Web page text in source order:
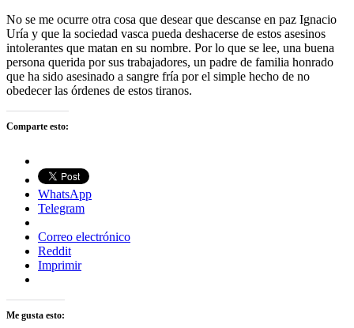
No se me ocurre otra cosa que desear que descanse en paz Ignacio
Uría y que la sociedad vasca pueda deshacerse de estos asesinos
intolerantes que matan en su nombre. Por lo que se lee, una buena
persona querida por sus trabajadores, un padre de familia honrado
que ha sido asesinado a sangre fría por el simple hecho de no
obedecer las órdenes de estos tiranos.
Comparte esto:
WhatsApp
Telegram
Correo electrónico
Reddit
Imprimir
Me gusta esto: